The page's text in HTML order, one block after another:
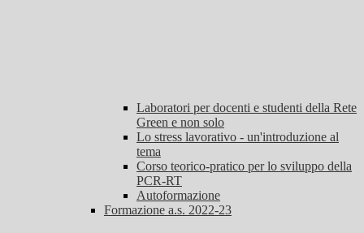
Laboratori per docenti e studenti della Rete
Green e non solo
Lo stress lavorativo - un'introduzione al
tema
Corso teorico-pratico per lo sviluppo della
PCR-RT
Autoformazione
Formazione a.s. 2022-23